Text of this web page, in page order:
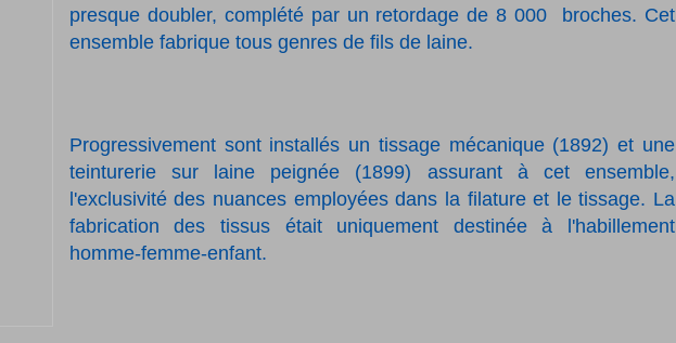
presque doubler, complété par un retordage de 8 000
broches. Cet
ensemble fabrique tous genres de fils de laine.
Progressivement sont installés un tissage mécanique (1892) et une
teinturerie sur laine peignée (1899) assurant à cet ensemble,
l'exclusivité des nuances employées dans la filature et le tissage. La
fabrication des tissus était uniquement destinée à l'habillement
homme-femme-enfant.